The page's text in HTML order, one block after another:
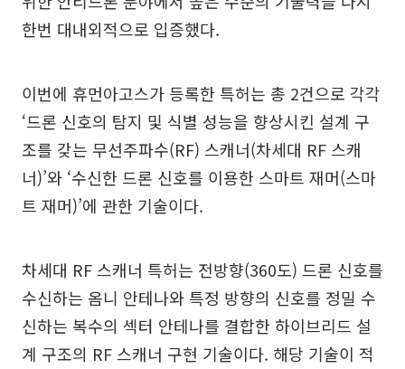
한번 대내외적으로 입증했다.
이번에 휴먼아고스가 등록한 특허는 총 2건으로 각각
‘드론 신호의 탐지 및 식별 성능을 향상시킨 설계 구
조를 갖는 무선주파수(RF) 스캐너(차세대 RF 스캐
너)’와 ‘수신한 드론 신호를 이용한 스마트 재머(스마
트 재머)’에 관한 기술이다.
차세대 RF 스캐너 특허는 전방향(360도) 드론 신호를
수신하는 옴니 안테나와 특정 방향의 신호를 정밀 수
신하는 복수의 섹터 안테나를 결합한 하이브리드 설
계 구조의 RF 스캐너 구현 기술이다. 해당 기술이 적